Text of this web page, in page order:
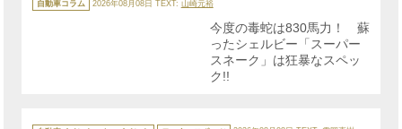
テ
ゴ
自動車コラム 2026年08月08日 TEXT: 山崎元裕
今度の毒蛇は830馬力！ 蘇
ったシェルビー「スーパー
スネーク」は狂暴なスペッ
ク!!